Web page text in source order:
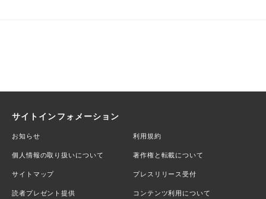
サイトインフォメーション
お知らせ 利用規約
個人情報の取り扱いについて 著作権と転載について
サイトマップ プレスリリース受付
読者プレゼント提供 コンテンツ利用について